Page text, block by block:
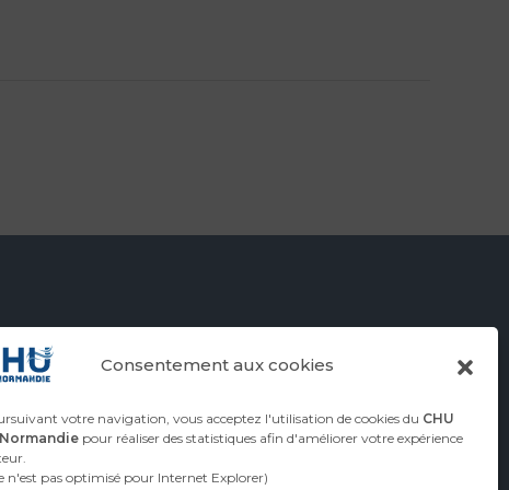
Consentement aux cookies
votre navigation, vous acceptez l'utilisation de cookies du CHU
pour réaliser des statistiques afin d'améliorer votre expérience
n'est pas optimisé pour Internet Explorer)